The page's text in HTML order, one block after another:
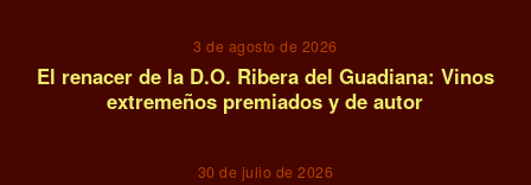
3 de agosto de 2026
El renacer de la D.O. Ribera del Guadiana: Vinos
extremeños premiados y de autor
30 de julio de 2026